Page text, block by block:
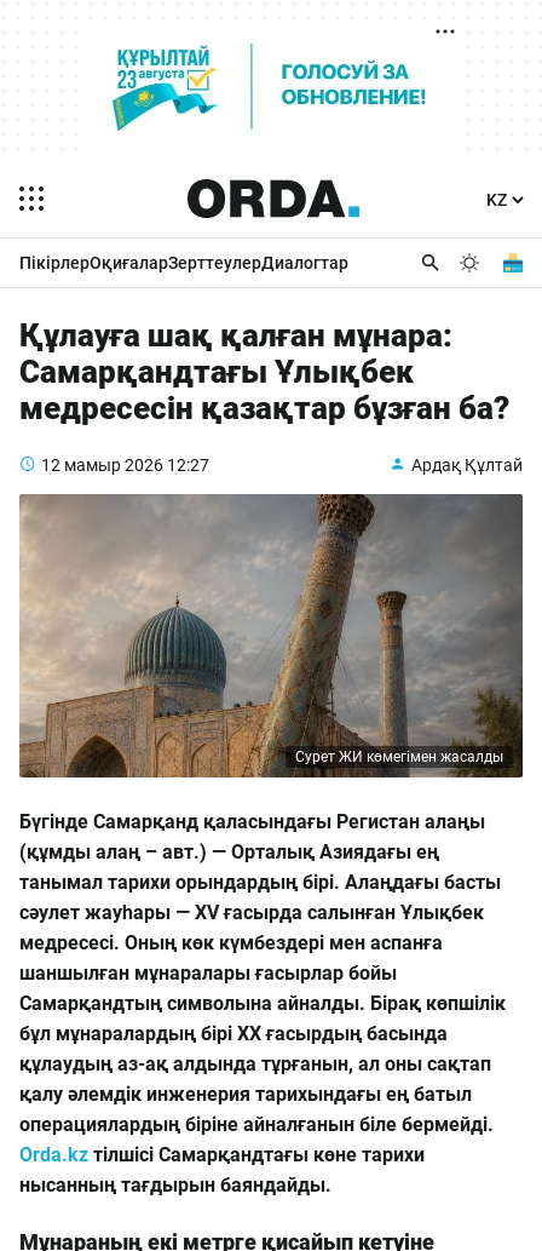
ПікірлерОқиғаларЗерттеулерДиалогтар
Құлауға шақ қалған мұнара:
Самарқандтағы Ұлықбек
медресесін қазақтар бұзған ба?
12 мамыр 2026 12:27 Ардақ Құлтай
Сурет ЖИ көмегімен жасалды
Бүгінде Самарқанд қаласындағы Регистан алаңы
(құмды алаң – авт.) — Орталық Азиядағы ең
танымал тарихи орындардың бірі. Алаңдағы басты
сәулет жауһары — XV ғасырда салынған Ұлықбек
медресесі. Оның көк күмбездері мен аспанға
шаншылған мұнаралары ғасырлар бойы
Самарқандтың символына айналды. Бірақ көпшілік
бұл мұнаралардың бірі ХХ ғасырдың басында
құлаудың аз-ақ алдында тұрғанын, ал оны сақтап
қалу әлемдік инженерия тарихындағы ең батыл
операциялардың біріне айналғанын біле бермейді.
Orda.kz тілшісі Самарқандтағы көне тарихи
нысанның тағдырын баяндайды.
Мұнараның екі метрге қисайып кетуіне